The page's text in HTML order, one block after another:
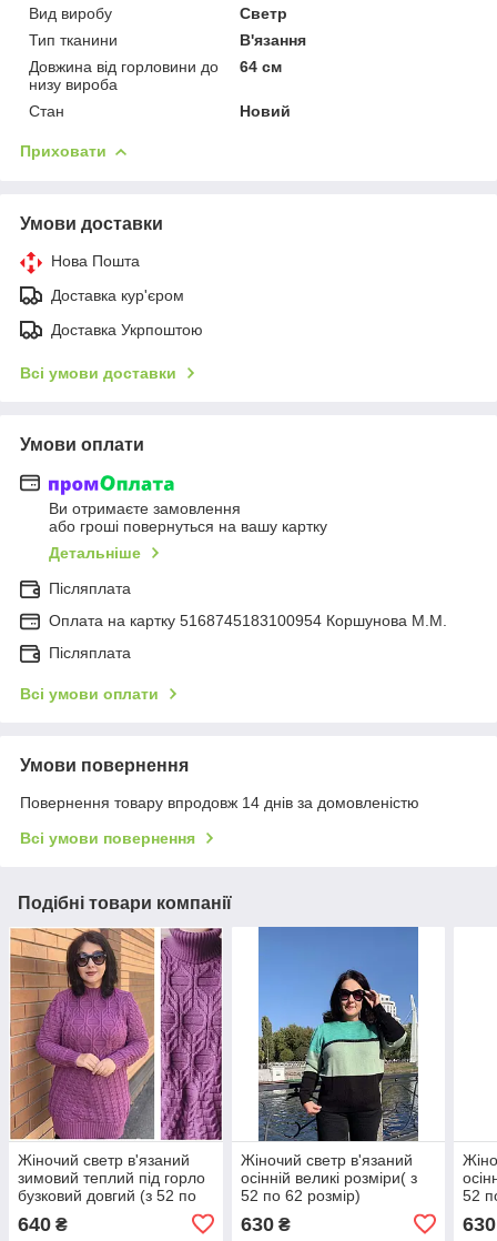
Вид виробу
Светр
Тип тканини
В'язання
Довжина від горловини до
низу вироба
64 см
Стан Новий
Приховати
Умови доставки
Нова Пошта
Доставка кур'єром
Доставка Укрпоштою
Всі умови доставки
Умови оплати
Ви отримаєте замовлення
або гроші повернуться на вашу картку
Детальніше
Післяплата
Оплата на картку 5168745183100954 Коршунова М.М.
Післяплата
Всі умови оплати
Умови повернення
Повернення товару впродовж 14 днів за домовленістю
Всі умови повернення
Подібні товари компанії
Жіночий светр в'язаний
зимовий теплий під горло
бузковий довгий (з 52 по
640 ₴
Жіночий светр в'язаний
осінній великі розміри( з
52 по 62 розмір)
630₴
52
630